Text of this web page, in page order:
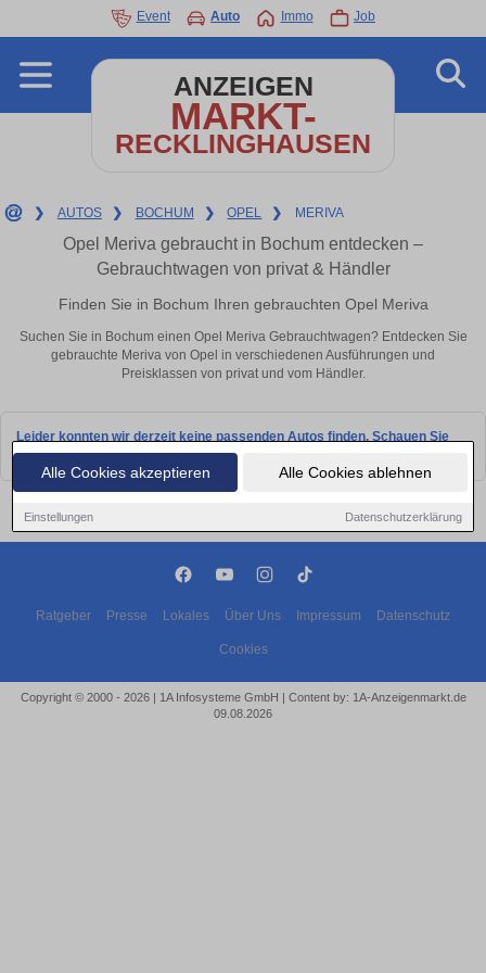
Alle Cookies akzeptieren Alle Cookies ablehnen
Einstellungen Datenschutzerklärung
Event Auto Immo Job
ANZEIGEN
MARKT-
RECKLINGHAUSEN
❯ AUTOS ❯ BOCHUM ❯ OPEL ❯ MERIVA
Opel Meriva gebraucht in Bochum entdecken –
Gebrauchtwagen von privat & Händler
Finden Sie in Bochum Ihren gebrauchten Opel Meriva
Suchen Sie in Bochum einen Opel Meriva Gebrauchtwagen? Entdecken Sie
gebrauchte Meriva von Opel in verschiedenen Ausführungen und
Preisklassen von privat und vom Händler.
Leider konnten wir derzeit keine passenden Autos finden. Schauen Sie
bald wieder vorbei!
Ratgeber Presse Lokales Über Uns Impressum Datenschutz
Cookies
Copyright © 2000 - 2026 | 1A Infosysteme GmbH | Content by: 1A-Anzeigenmarkt.de
09.08.2026